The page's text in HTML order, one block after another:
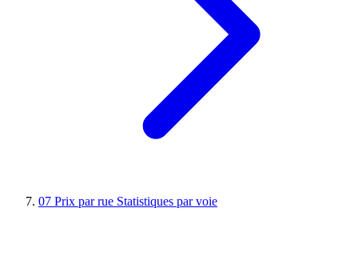
07 Prix par rue Statistiques par voie